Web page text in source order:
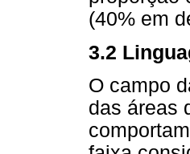
(40% em
3.2
O campo
das áreas